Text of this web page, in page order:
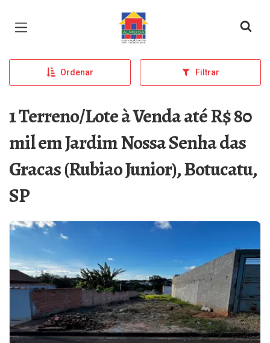
Página inicial
Ordenar Filtrar
1 Terreno/Lote à Venda até R$ 80
mil em Jardim Nossa Senha das
Gracas (Rubiao Junior), Botucatu,
SP